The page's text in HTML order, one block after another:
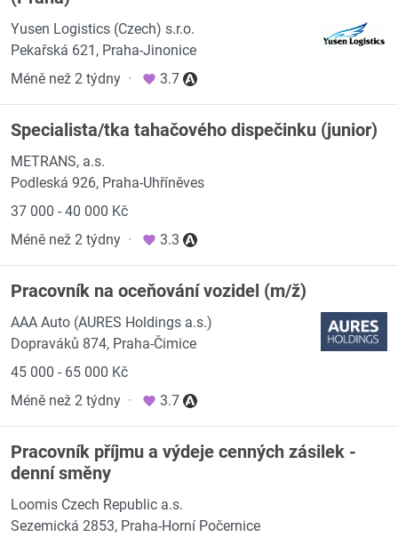
Yusen Logistics (Czech) s.r.o.
Pekařská 621, Praha-Jinonice
Méně než 2 týdny · 3.7
Specialista/tka tahačového dispečinku (junior)
METRANS, a.s.
Podleská 926, Praha-Uhříněves
37 000 - 40 000 Kč
Méně než 2 týdny · 3.3
Pracovník na oceňování vozidel (m/ž)
AAA Auto (AURES Holdings a.s.)
Dopraváků 874, Praha-Čimice
45 000 - 65 000 Kč
Méně než 2 týdny · 3.7
Pracovník příjmu a výdeje cenných zásilek -
denní směny
Loomis Czech Republic a.s.
Sezemická 2853, Praha-Horní Počernice